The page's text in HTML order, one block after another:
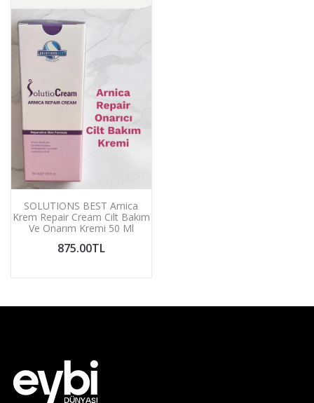
SOLUTIONS BEST Arnica
Krem Repair Cream Cilt Bakım
Ve Onarım Kremi 50 Ml
875.00TL